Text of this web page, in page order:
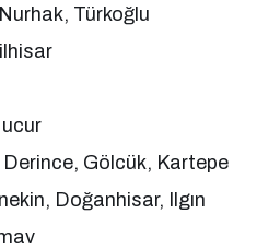
Nurhak, Türkoğlu
Derince, Gölcük, Kartepe
Doğanhisar, Ilgın